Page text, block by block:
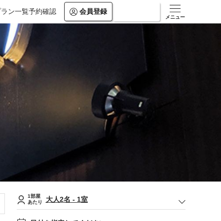
ン一覧予約確認 会員登録
メニュー
1部屋
あたり
大人2名 - 1室